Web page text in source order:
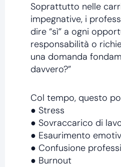
Soprattutto nelle
impegnative, i
dire “sì” a ogni
responsabilità o
una domanda
davvero?”
Col tempo, questo
● Stress
● Sovraccarico di
● Esaurimento
● Confusione
● Burnout